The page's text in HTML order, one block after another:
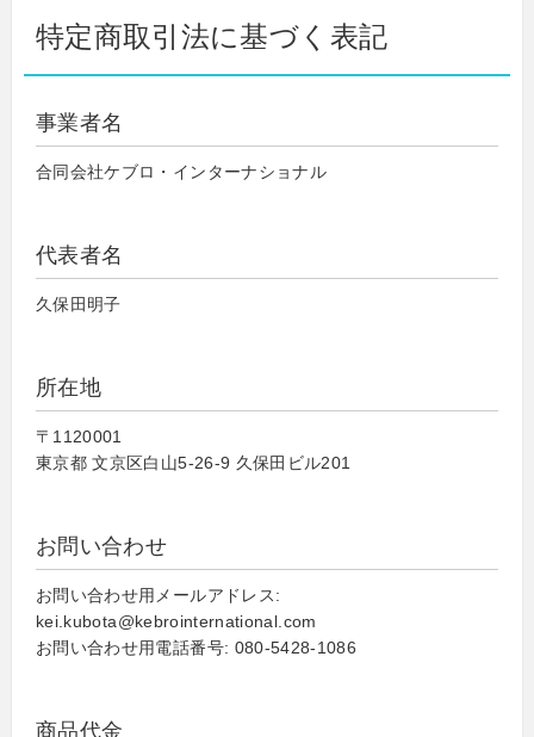
特定商取引法に基づく表記
事業者名
合同会社ケブロ・インターナショナル
代表者名
久保田明子
所在地
〒1120001
東京都 文京区白山5-26-9 久保田ビル201
お問い合わせ
お問い合わせ用メールアドレス:
kei.kubota@kebrointernational.com
お問い合わせ用電話番号: 080-5428-1086
商品代金